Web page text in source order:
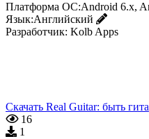
Платформа ОС:Android 6.x,
Язык:Английский
Разработчик: Kolb Apps
Скачать Real Guitar: быть
16
1